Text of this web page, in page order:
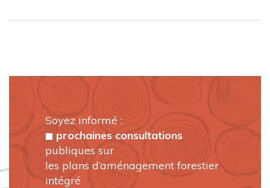
Soyez informé :
prochaines consultations
publiques sur
les plans d’aménagement forestier
intégré